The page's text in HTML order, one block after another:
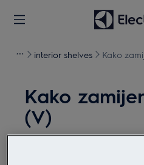
interior shelves Kako
Kako
(V)